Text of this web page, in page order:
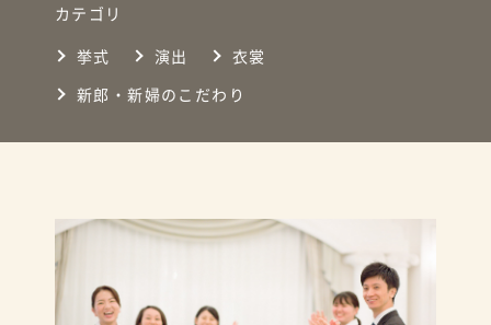
カテゴリ
挙式 演出 衣裳
新郎・新婦のこだわり